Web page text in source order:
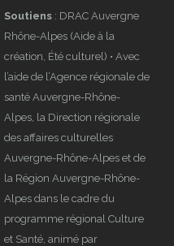
Soutiens : DRAC Auvergne
Rhône-Alpes (Aide à la
création, Été culturel) • Avec
l’aide de l’Agence régionale de
santé Auvergne-Rhône-
Alpes, la Direction régionale
des affaires culturelles
Auvergne-Rhône-Alpes et de
la Région Auvergne-Rhône-
Alpes dans le cadre du
programme régional Culture
et Santé, animé par